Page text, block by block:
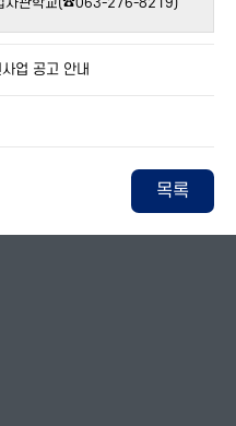
사관학교(☎063-276-8219)
업 공고 안내
목록